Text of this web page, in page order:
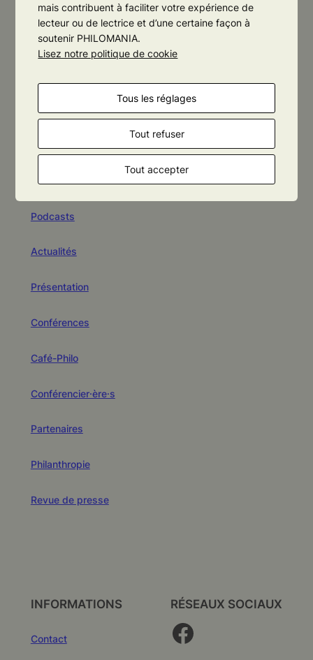
MENU
Agenda
Podcasts
Actualités
Présentation
Conférences
Café-Philo
Conférencier·ère·s
Partenaires
Philanthropie
Revue de presse
INFORMATIONS
Contact
RÉSEAUX SOCIAUX
Facebook
mais contribuent à faciliter votre expérience de
lecteur ou de lectrice et d’une certaine façon à
soutenir PHILOMANIA.
Lisez notre politique de cookie
Tous les réglages
Tout refuser
Tout accepter